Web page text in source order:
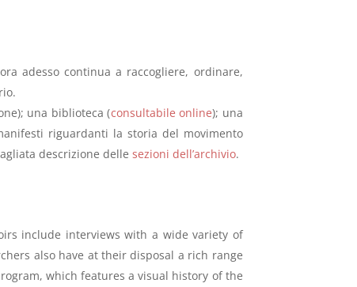
adesso continua a raccogliere, ordinare,
una biblioteca (consultabile online); una
riguardanti la storia del movimento
descrizione dellesezioni dell’archivio.
include interviews with a wide variety of
also have at their disposal a rich range
which features a visual history of the